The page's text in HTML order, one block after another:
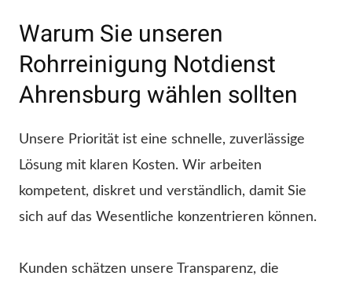
Warum Sie unseren
Rohrreinigung Notdienst
Ahrensburg wählen sollten
Unsere Priorität ist eine schnelle, zuverlässige
Lösung mit klaren Kosten. Wir arbeiten
kompetent, diskret und verständlich, damit Sie
sich auf das Wesentliche konzentrieren können.
Kunden schätzen unsere Transparenz, die